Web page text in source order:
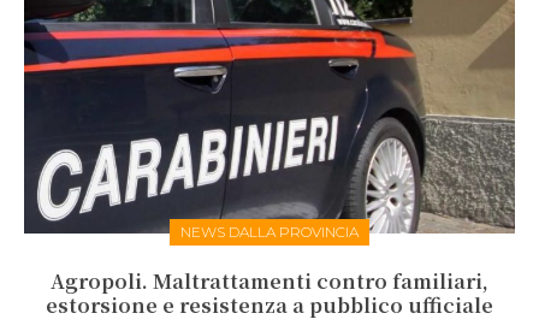
NEWS DALLA PROVINCIA
Agropoli. Maltrattamenti contro familiari,
estorsione e resistenza a pubblico ufficiale